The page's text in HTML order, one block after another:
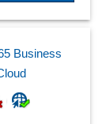
Business